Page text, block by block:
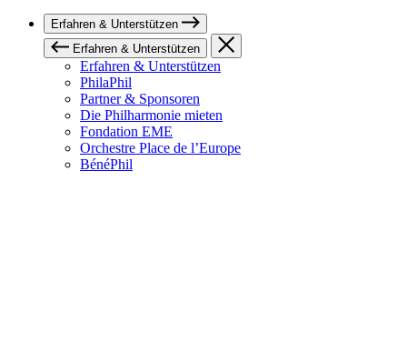
Erfahren & Unterstützen
Erfahren & Unterstützen
Erfahren & Unterstützen
PhilaPhil
Partner & Sponsoren
Die Philharmonie mieten
Fondation EME
Orchestre Place de l’Europe
BénéPhil